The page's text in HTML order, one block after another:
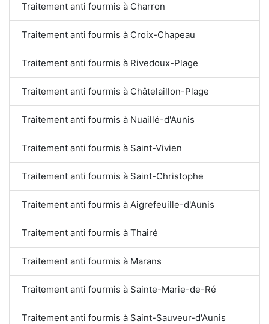
Traitement anti fourmis à Charron
Traitement anti fourmis à Croix-Chapeau
Traitement anti fourmis à Rivedoux-Plage
Traitement anti fourmis à Châtelaillon-Plage
Traitement anti fourmis à Nuaillé-d'Aunis
Traitement anti fourmis à Saint-Vivien
Traitement anti fourmis à Saint-Christophe
Traitement anti fourmis à Aigrefeuille-d'Aunis
Traitement anti fourmis à Thairé
Traitement anti fourmis à Marans
Traitement anti fourmis à Sainte-Marie-de-Ré
Traitement anti fourmis à Saint-Sauveur-d'Aunis